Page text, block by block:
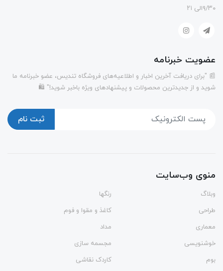
۹/۳۰الی ۲۱
عضویت خبرنامه
📰 "برای دریافت آخرین اخبار و اطلاعیه‌های فروشگاه تندیس، عضو خبرنامه ما
شوید و از جدیدترین محصولات و پیشنهادهای ویژه باخبر شوید!" 🛍️
ثبت نام
منوی وب‌سایت
وبلاگ
رنگها
طراحی
کاغذ و مقوا و فوم
معماری
مداد
خوشنویسی
مجسمه سازی
بوم
کاردک نقاشی